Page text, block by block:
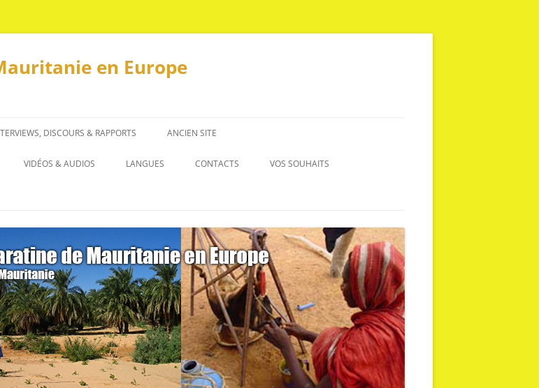
en Europe
DISCOURS & RAPPORTS
INTERVIEWS
ANCIEN SITE
VIDÉOS & AUDIOS LANGUES CONTACTS VOS SOUHAITS